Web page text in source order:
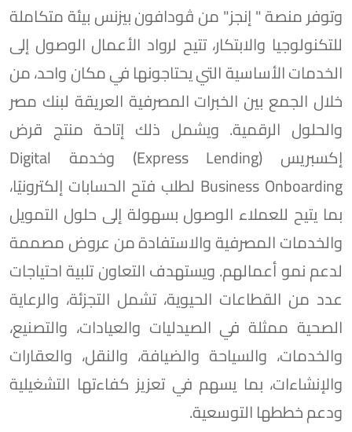
وتوفر منصة " إنجز" من ڤودافون بيزنس بيئة متكاملة
للتكنولوجيا والابتكار، تتيح لرواد الأعمال الوصول إلى
الخدمات الأساسية التي يحتاجونها في مكان واحد، من
خلال الجمع بين الخبرات المصرفية العريقة لبنك مصر
والحلول الرقمية. ويشمل ذلك إتاحة منتج قرض
إكسبريس (Express Lending) وخدمة Digital
Business Onboarding لطلب فتح الحسابات إلكترونيًا،
بما يتيح للعملاء الوصول بسهولة إلى حلول التمويل
والخدمات المصرفية والاستفادة من عروض مصممة
لدعم نمو أعمالهم. ويستهدف التعاون تلبية احتياجات
عدد من القطاعات الحيوية، تشمل التجزئة، والرعاية
الصحية ممثلة في الصيدليات والعيادات، والتصنيع،
والخدمات، والسياحة والضيافة، والنقل، والعقارات
والإنشاءات، بما يسهم في تعزيز كفاءتها التشغيلية
ودعم خططها التوسعية.